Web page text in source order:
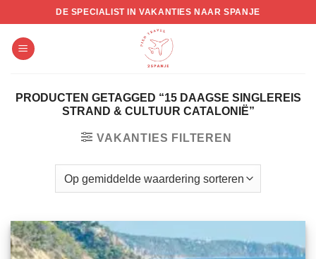
to
content
DE SPECIALIST IN VAKANTIES NAAR SPANJE
PRODUCTEN GETAGGED “15 DAAGSE SINGLEREIS
STRAND & CULTUUR CATALONIË”
VAKANTIES FILTEREN